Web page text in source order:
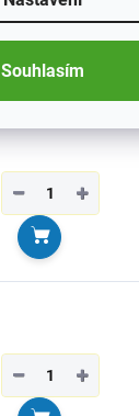
Souhlasím
+
−
Do košíku
+
−
Do košíku
+
−